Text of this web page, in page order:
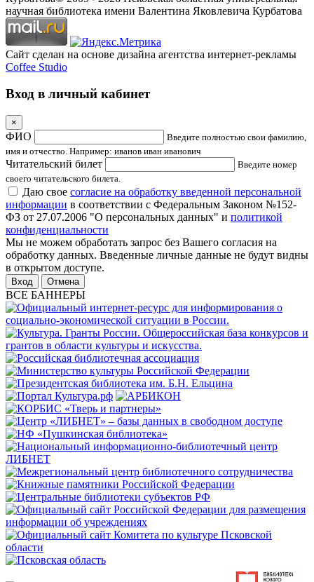
научная библиотека имени Валентина Яковлевича Курбатова
Сайт сделан на основе дизайна агентства интернет-рекламы
Coffee Studio
Вход в личный кабинет
×
ФИО
Введите полностью свои фамилию,
имя и отчество. Например: иванов иван иванович
Читательский билет
Введите номер
своего читательского билета.
Даю свое согласие на обработку введенной персональной
информации в соответствии с Федеральным Законом №152-
ФЗ от 27.07.2006 "О персональных данных" и политикой
конфиденциальности
Мы не можем обработать запрос без Вашего согласия на
обработку данных. Введенные личные данные не будут видны
в открытом доступе.
Отмена
ВСЕ БАННЕРЫ